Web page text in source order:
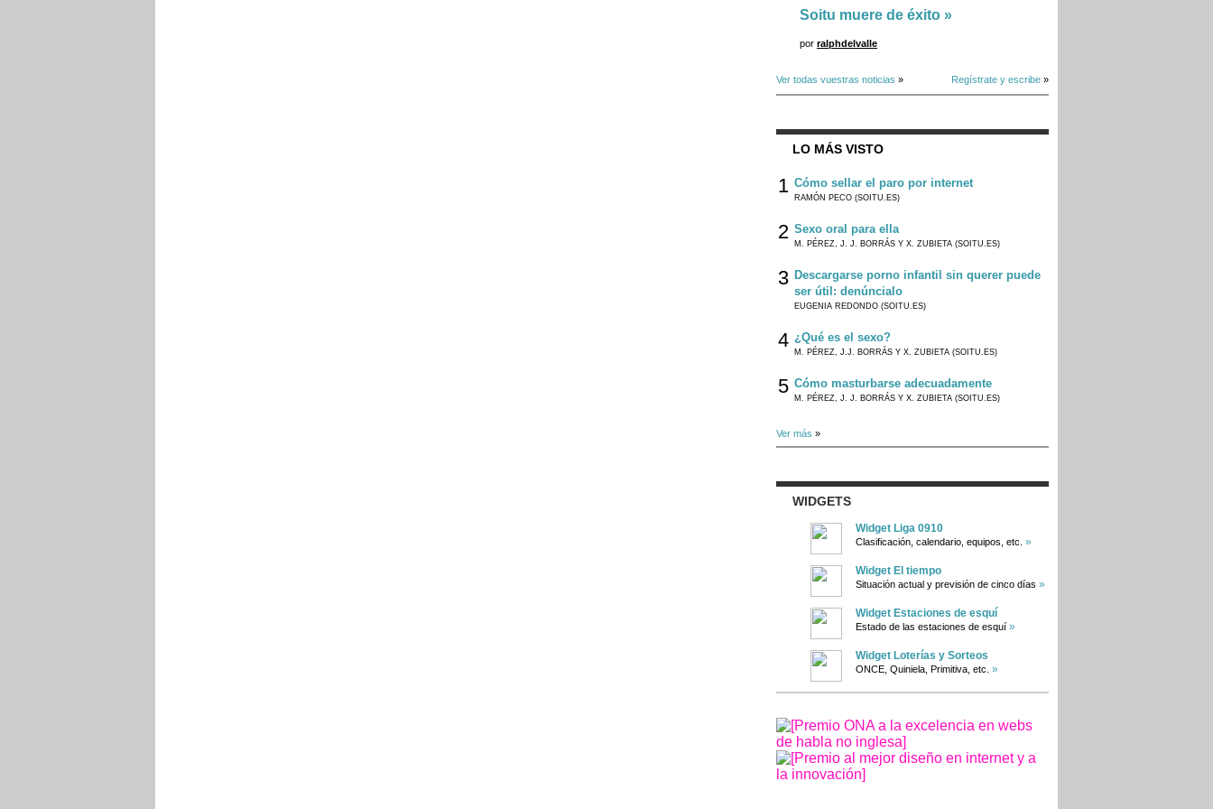
Soitu muere de éxito »
por ralphdelvalle
Ver todas vuestras noticias » Regístrate y escribe »
LO MÁS VISTO
1 Cómo sellar el paro por internet
RAMÓN PECO (SOITU.ES)
2 Sexo oral para ella
M. PÉREZ, J. J. BORRÁS Y X. ZUBIETA (SOITU.ES)
3 Descargarse porno infantil sin querer puede
ser útil: denúncialo
EUGENIA REDONDO (SOITU.ES)
4 ¿Qué es el sexo?
M. PÉREZ, J.J. BORRÁS Y X. ZUBIETA (SOITU.ES)
5 Cómo masturbarse adecuadamente
M. PÉREZ, J. J. BORRÁS Y X. ZUBIETA (SOITU.ES)
Ver más »
WIDGETS
Widget Liga 0910
Clasificación, calendario, equipos, etc. »
Widget El tiempo
Situación actual y previsión de cinco días »
Widget Estaciones de esquí
Estado de las estaciones de esquí »
Widget Loterías y Sorteos
ONCE, Quiniela, Primitiva, etc. »